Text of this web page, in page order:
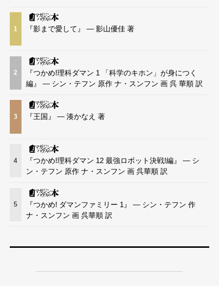
1 『影まで愛して』 — 影山優佳 著
2
『つかめ!理科ダマン 1 「科学のキホン」が身につく
編』 — シン・テフン 原作 ナ・スンフン 画 呉 華順 訳
3 『王国』 — 湊かなえ 著
4
『つかめ!理科ダマン 12 最強ロボット決戦!編』 — シ
ン・テフン 原作 ナ・スンフン 画 呉華順 訳
5
『つかめ! ダマンファミリー 1』 — シン・テフン 作
ナ・スンフン 画 呉華順 訳